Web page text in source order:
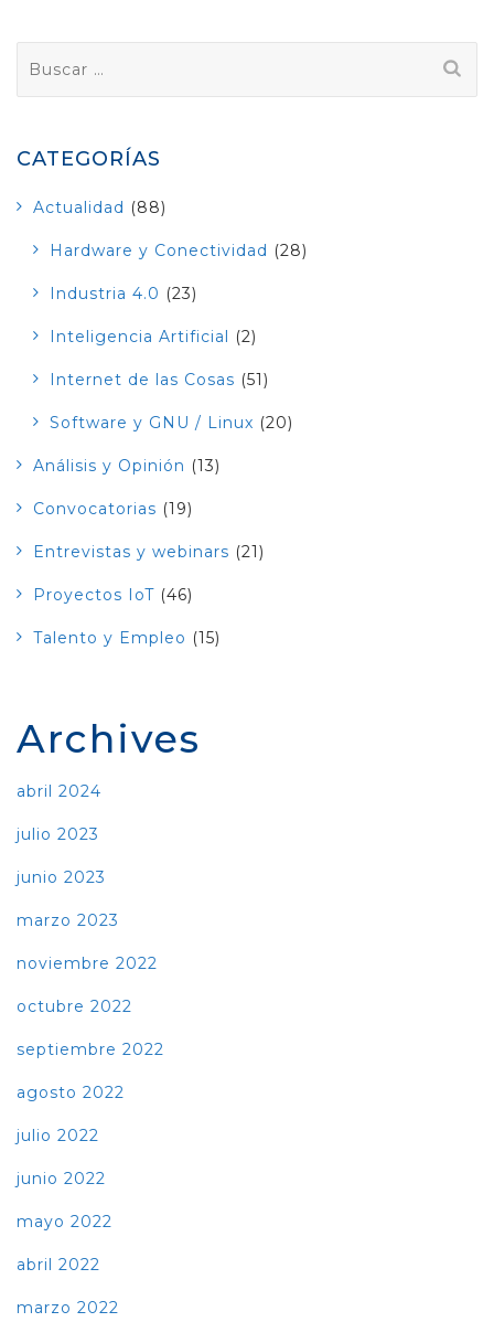
CATEGORÍAS
Actualidad (88)
Hardware y Conectividad (28)
Industria 4.0 (23)
Inteligencia Artificial (2)
Internet de las Cosas (51)
Software y GNU / Linux (20)
Análisis y Opinión (13)
Convocatorias (19)
Entrevistas y webinars (21)
Proyectos IoT (46)
Talento y Empleo (15)
Archives
abril 2024
julio 2023
junio 2023
marzo 2023
noviembre 2022
octubre 2022
septiembre 2022
agosto 2022
julio 2022
junio 2022
mayo 2022
abril 2022
marzo 2022